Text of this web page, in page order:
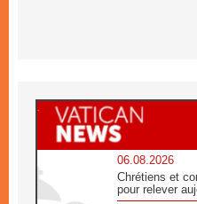
06.08.2026
Chrétiens et
pour relever